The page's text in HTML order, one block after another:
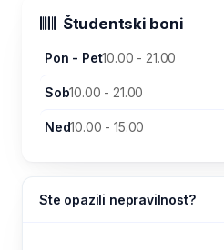
Študentski boni
Pon - Pet10.00 - 21.00
Sob10.00 - 21.00
Ned10.00 - 15.00
Ste opazili nepravilnost?